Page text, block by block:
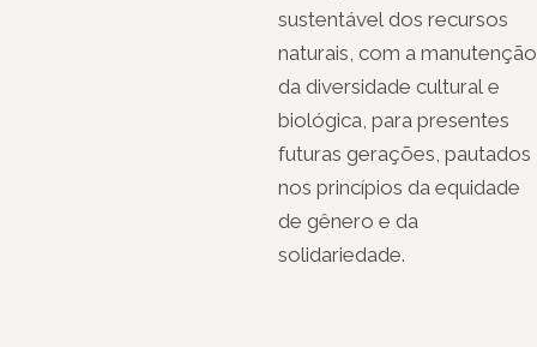
sustentável dos recursos
naturais, com a manutenção
da diversidade cultural e
biológica, para presentes
futuras gerações, pautados
nos princípios da equidade
de gênero e da
solidariedade.